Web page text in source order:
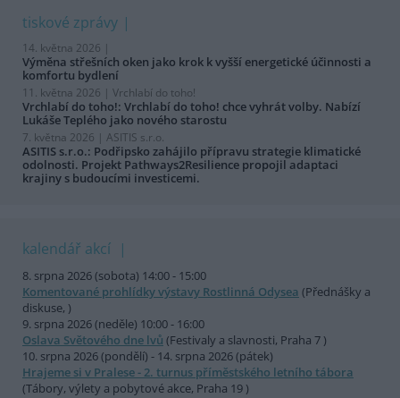
tiskové zprávy
14. května 2026 |
Výměna střešních oken jako krok k vyšší energetické účinnosti a
komfortu bydlení
11. května 2026 | Vrchlabí do toho!
Vrchlabí do toho!: Vrchlabí do toho! chce vyhrát volby. Nabízí
Lukáše Teplého jako nového starostu
7. května 2026 | ASITIS s.r.o.
ASITIS s.r.o.: Podřipsko zahájilo přípravu strategie klimatické
odolnosti. Projekt Pathways2Resilience propojil adaptaci
krajiny s budoucími investicemi.
kalendář akcí
8. srpna 2026 (sobota) 14:00 - 15:00
Komentované prohlídky výstavy Rostlinná Odysea (Přednášky a
diskuse, )
9. srpna 2026 (neděle) 10:00 - 16:00
Oslava Světového dne lvů (Festivaly a slavnosti, Praha 7 )
10. srpna 2026 (pondělí) - 14. srpna 2026 (pátek)
Hrajeme si v Pralese - 2. turnus příměstského letního tábora
(Tábory, výlety a pobytové akce, Praha 19 )